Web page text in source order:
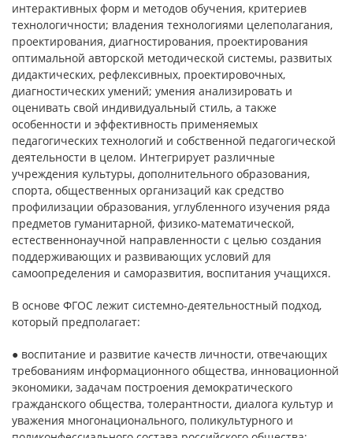
интерактивных форм и методов обучения, критериев
технологичности; владения технологиями целеполагания,
проектирования, диагностирования, проектирования
оптимальной авторской методической системы, развитых
дидактических, рефлексивных, проектировочных,
диагностических умений; умения анализировать и
оценивать свой индивидуальный стиль, а также
особенности и эффективность применяемых
педагогических технологий и собственной педагогической
деятельности в целом. Интегрирует различные
учреждения культуры, допол­нительного образования,
спорта, общественных организаций как средство
профилизации образования, углубленного изучения ряда
предметов гуманитарной, физико-математической,
естественнонаучной направленности с целью создания
поддерживающих и развивающих условий для
самоопределения и саморазвития, воспитания учащихся.
В основе ФГОС лежит системно-деятельностный подход,
который предполагает:
● воспитание и развитие качеств личности, отвечающих
требованиям информационного общества, инновационной
экономики, задачам построения демократического
гражданского общества, толерантности, диалога культур и
уважения многонационального, поликультурного и